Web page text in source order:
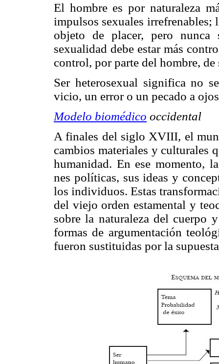
El hombre es por naturaleza
impulsos sexuales irrefrenables;
objeto de placer, pero
sexualidad debe estar más
control, por parte del hombre, de
Ser heterosexual significa no
vicio, un error o un pecado a
Modelo biomédico occidental
A finales del siglo XVIII, el
cambios materiales y culturales
humanidad. En ese momento,
nes políticas, sus ideas y
los individuos. Estas
del viejo orden estamental y
sobre la naturaleza del cuerpo
formas de argumentación
fueron sustituidas por la